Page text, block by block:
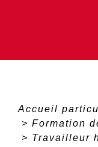
Accueil
> Formation
> Travailleur